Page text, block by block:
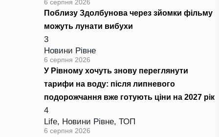
6 серпня 2026
Поблизу Здолбунова через зйомки фільму
можуть лунати вибухи
3
Новини Рівне
6 серпня 2026
У Рівному хочуть знову переглянути
тарифи на воду: після липневого
подорожчання вже готують ціни на 2027 рік
4
Life, Новини Рівне, ТОП
6 серпня 2026